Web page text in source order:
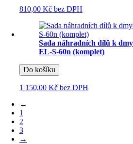
810,00 Kč bez DPH
Sada náhradních dílů k
EL-S-60n (komplet)
Do košíku
1 150,00 Kč bez DPH
←
1
2
3
→